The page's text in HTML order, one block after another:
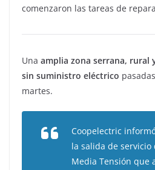
comenzaron las tareas de
Una amplia zona serrana, rural
sin suministro eléctrico
martes.
Coopelectric
la salida de servicio
Media Tensión que